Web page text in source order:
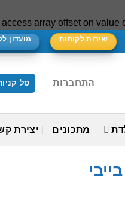
access array offset on value
שירות לקוחות מועדון
התחברות סל
מתכונים יצירת